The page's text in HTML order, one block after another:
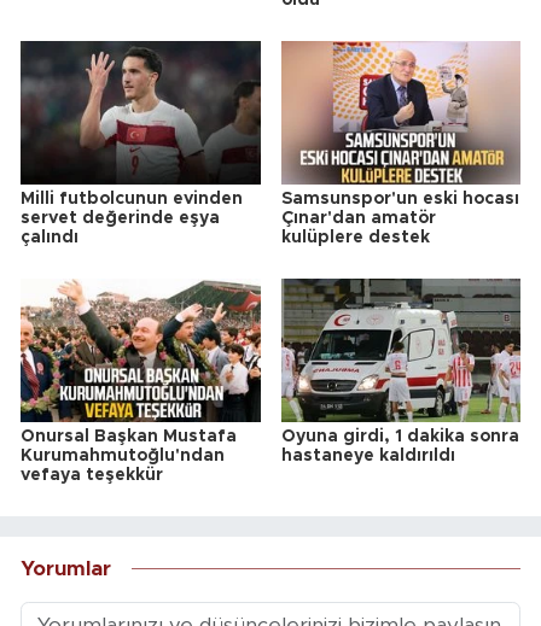
Milli futbolcunun evinden
servet değerinde eşya
çalındı
Samsunspor'un eski hocası
Çınar'dan amatör
kulüplere destek
Onursal Başkan Mustafa
Kurumahmutoğlu'ndan
vefaya teşekkür
Oyuna girdi, 1 dakika sonra
hastaneye kaldırıldı
Yorumlar